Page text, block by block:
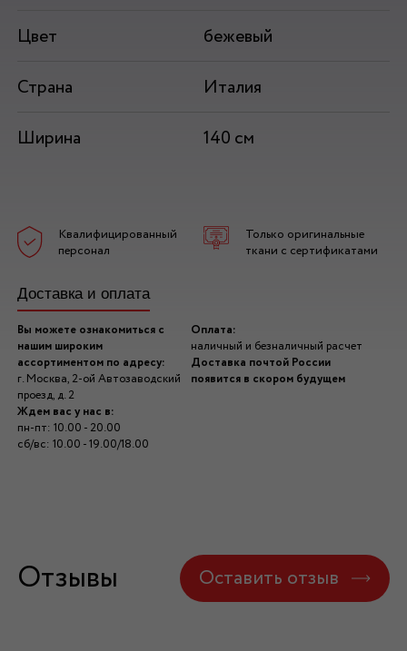
Цвет
бежевый
Страна
Италия
Ширина
140 см
Квалифицированный
персонал
Только оригинальные
ткани с сертификатами
Доставка и оплата
Вы можете ознакомиться с
нашим широким
ассортиментом по адресу:
г. Москва, 2-ой Автозаводский
проезд, д. 2
Ждем вас у нас в:
пн-пт: 10.00 - 20.00
сб/вс: 10.00 - 19.00/18.00
Оплата:
наличный и безналичный расчет
Доставка почтой России
появится в скором будущем
Отзывы Оставить отзыв